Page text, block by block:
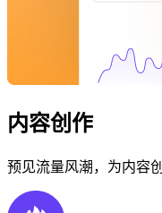
内容创作
预见流量风潮，为内容